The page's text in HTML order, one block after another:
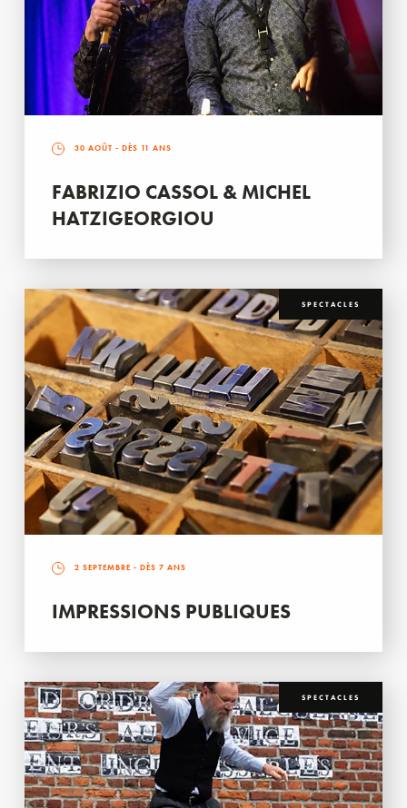
30 AOÛT - DÈS 11 ANS
FABRIZIO CASSOL & MICHEL
HATZIGEORGIOU
SPECTACLES
2 SEPTEMBRE - DÈS 7 ANS
IMPRESSIONS PUBLIQUES
SPECTACLES